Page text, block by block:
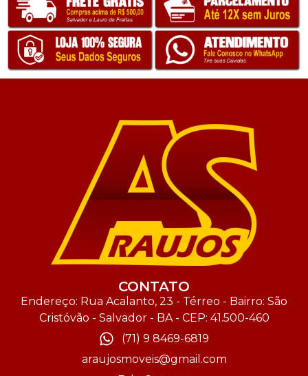
CONTATO
Endereço: Rua Acalanto, 23 - Térreo - Bairro: São
Cristóvão - Salvador - BA - CEP: 41.500-460
(71) 9 8469-6819
araujosmoveis@gmail.com